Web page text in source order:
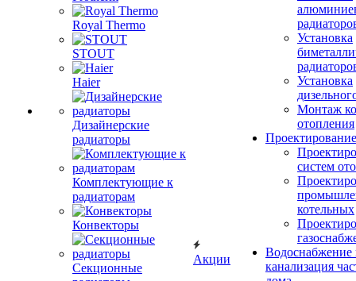
Royal Thermo
STOUT
Haier
Дизайнерские
радиаторы
Комплектующие к
радиаторам
Конвекторы
Секционные
Акции
Установка
Установка
Монтаж
отопления
Проектирование
систем
котельных
Водоснабжение
канализация